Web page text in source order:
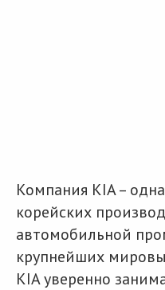
Компания KIA –
корейских
автомобильной
крупнейших
KIA уверенно